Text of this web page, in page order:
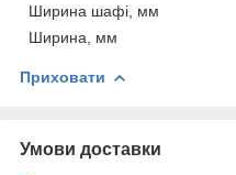
Ширина шафі, мм
Ширина, мм
Приховати
Умови доставки